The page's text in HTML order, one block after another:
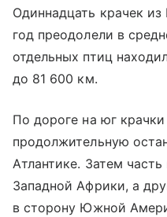
Одиннадцать крачек
год преодолели в
отдельных птиц
до 81 600 км.
По дороге на юг
продолжительную
Атлантике. Затем
Западной Африки, а
в сторону Южной